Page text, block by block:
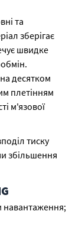
та
зберігає
швидке
​​десятком
плетінням
м'язової
тиску
збільшення
навантаження;